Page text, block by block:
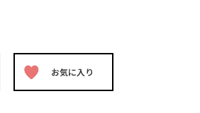
お気に入り